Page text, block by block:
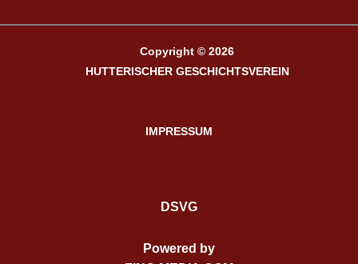
Copyright © 2026
HUTTERISCHER GESCHICHTSVEREIN
IMPRESSUM
DSVG
Powered by